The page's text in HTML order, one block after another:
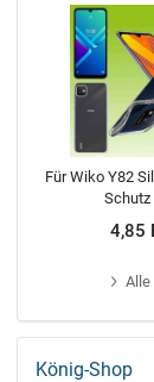
Für Wiko Y82
Schutz
4,85
Alle
König-Shop